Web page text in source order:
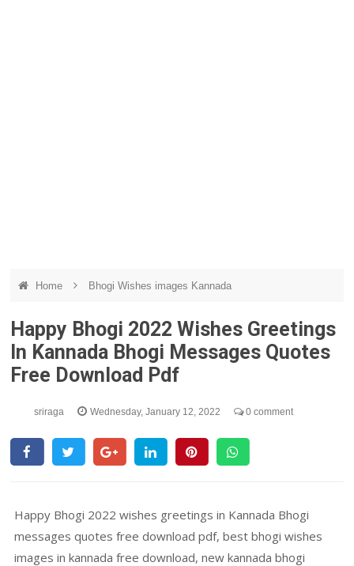
Home Bhogi Wishes images Kannada
Happy Bhogi 2022 Wishes Greetings
In Kannada Bhogi Messages Quotes
Free Download Pdf
sriraga Wednesday, January 12, 2022 0 comment
Happy Bhogi 2022 wishes greetings in Kannada Bhogi
messages quotes free download pdf, best bhogi wishes
images in kannada free download, new kannada bhogi